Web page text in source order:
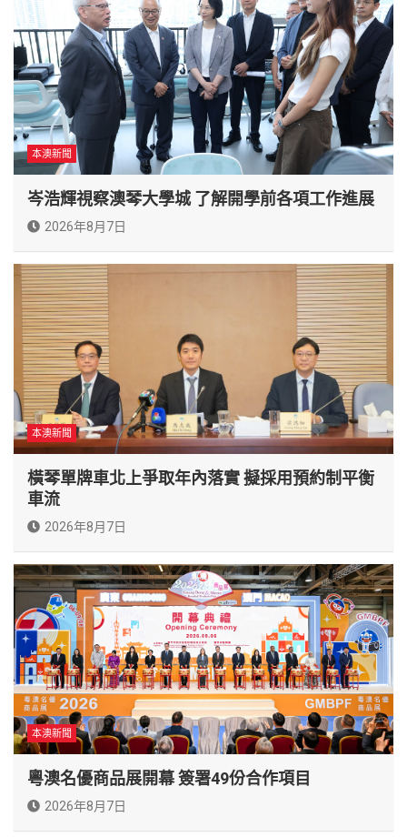
本澳新聞
岑浩輝視察澳琴大學城 了解開學前各項工作進展
2026年8月7日
本澳新聞
橫琴單牌車北上爭取年內落實 擬採用預約制平衡
車流
2026年8月7日
本澳新聞
粵澳名優商品展開幕 簽署49份合作項目
2026年8月7日